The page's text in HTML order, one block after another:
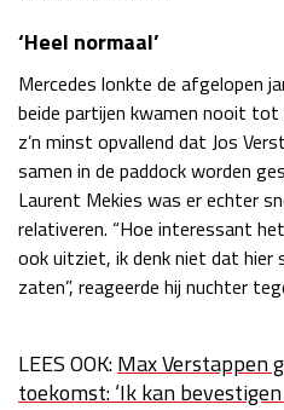
Kwalificatie
Race
‘Heel normaal’
Mercedes lonkte de afgelopen
beide partijen kwamen nooit
z’n minst opvallend dat Jos
samen in de paddock worden
Laurent Mekies was er echter
relativeren. “Hoe interessant
ook uitziet, ik denk niet dat hier
zaten”, reageerde hij nuchter
LEES OOK:Max Verstappen
toekomst: ‘Ik kan